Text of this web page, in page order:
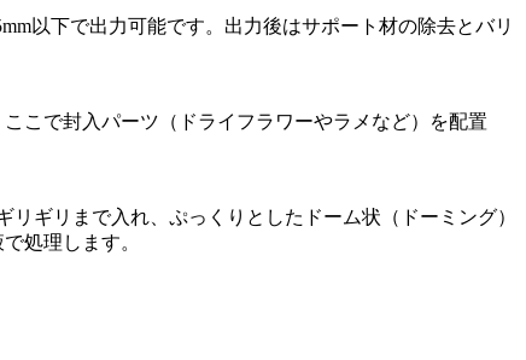
以下で出力可能です。出力後はサポート材の除去とバリ
こで封入パーツ（ドライフラワーやラメなど）を配置
ギリまで入れ、ぷっくりとしたドーム状（ドーミング）
処理します。